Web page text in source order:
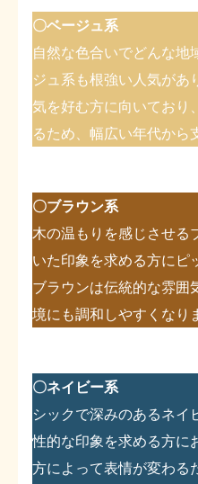
〇ベージュ系
自然な色合いでどんな地
ジュ系も根強い人気があ
気を好む方に向いており
るため、幅広い年代から
〇ブラウン系
木の温もりを感じさせる
いた印象を求める方にピ
ブラウンは伝統的な雰囲
境にも調和しやすくなり
〇ネイビー系
シックで深みのあるネイ
性的な印象を求める方に
方によって表情が変わる